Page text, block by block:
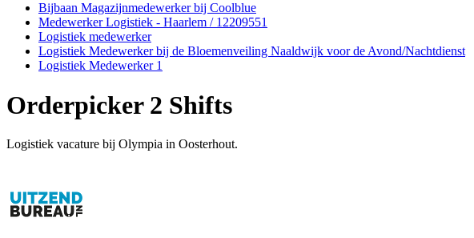
Bijbaan Magazijnmedewerker bij Coolblue
Medewerker Logistiek - Haarlem / 12209551
Logistiek medewerker
Logistiek Medewerker bij de Bloemenveiling Naaldwijk voor de Avond/Nachtdienst
Logistiek Medewerker 1
Orderpicker 2 Shifts
Logistiek vacature bij Olympia in Oosterhout.